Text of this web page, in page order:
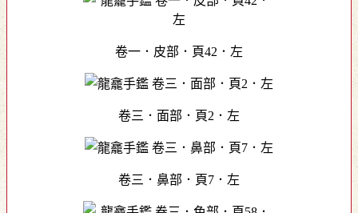
卷一．皮部．頁42．左
卷三．面部．頁2．左
卷三．鼻部．頁7．左